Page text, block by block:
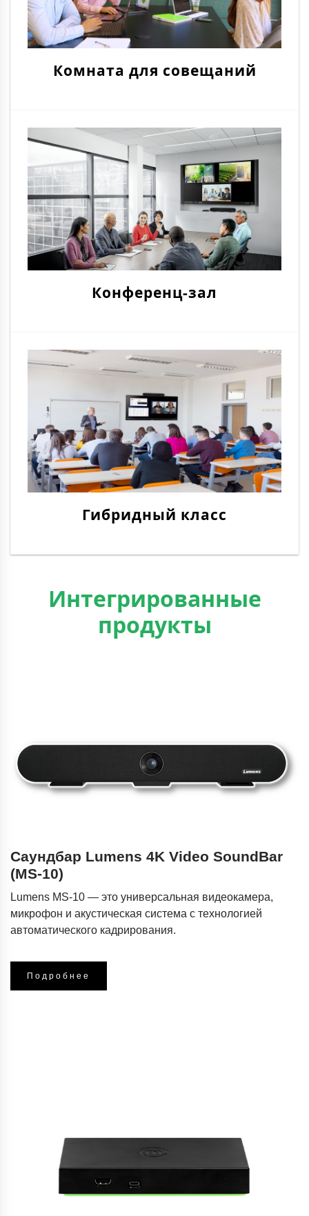
Комната для совещаний
Конференц-зал
Гибридный класс
Интегрированные
продукты
Саундбар Lumens 4K Video SoundBar
(MS-10)
Lumens MS-10 — это универсальная видеокамера,
микрофон и акустическая система с технологией
автоматического кадрирования.
Подробнее